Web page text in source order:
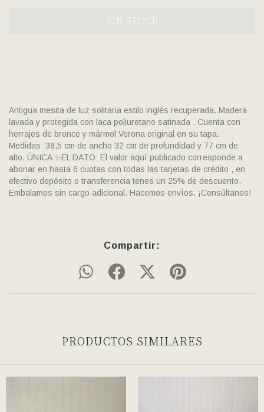
Antigua mesita de luz solitaria estilo inglés recuperada. Madera
lavada y protegida con laca poliuretano satinada . Cuenta con
herrajes de bronce y mármol Verona original en su tapa.
Medidas: 38,5 cm de ancho 32 cm de profundidad y 77 cm de
alto. ÚNICA ✨EL DATO: El valor aquí publicado corresponde a
abonar en hasta 6 cuotas con todas las tarjetas de crédito , en
efectivo depósito o transferencia tenes un 25% de descuento.
Embalamos sin cargo adicional. Hacemos envíos. ¡Consúltanos!
Compartir:
PRODUCTOS SIMILARES